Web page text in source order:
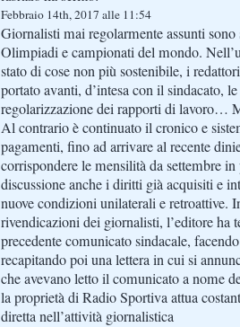
Febbraio 14th, 2017 alle 11:54
Giornalisti mai regolarmente assunti
Olimpiadi e campionati del mondo.
stato di cose non più sostenibile, i
portato avanti, d’intesa con il sindacato,
regolarizzazione dei rapporti di lavoro…
Al contrario è continuato il cronico e
pagamenti, fino ad arrivare al recente
corrispondere le mensilità da settembre
discussione anche i diritti già acquisiti e
nuove condizioni unilaterali e retroattive.
rivendicazioni dei giornalisti, l’editore ha
precedente comunicato sindacale,
recapitando poi una lettera in cui si
che avevano letto il comunicato a nome
la proprietà di Radio Sportiva attua
diretta nell’attività giornalistica